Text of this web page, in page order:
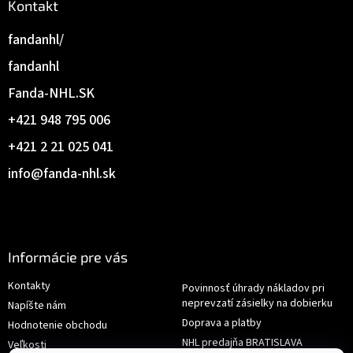
Kontakt
info@fanda-nhl.sk
+421 2 21 025 041
+421 948 795 006
Fanda-NHL.SK
fandanhl
fandanhl/
Informácie pre vás
Kontakty
Napíšte nám
Hodnotenie obchodu
Veľkosti
Povinnosť úhrady nákladov pri
neprevzatí zásielky na dobierku
Doprava a platby
NHL predajňa BRATISLAVA